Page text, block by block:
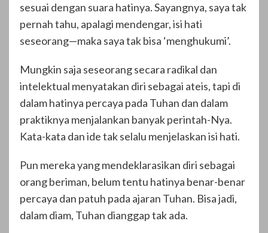
sesuai dengan suara hatinya. Sayangnya, saya tak
pernah tahu, apalagi mendengar, isi hati
seseorang—maka saya tak bisa ‘menghukumi’.
Mungkin saja seseorang secara radikal dan
intelektual menyatakan diri sebagai ateis, tapi di
dalam hatinya percaya pada Tuhan dan dalam
praktiknya menjalankan banyak perintah-Nya.
Kata-kata dan ide tak selalu menjelaskan isi hati.
Pun mereka yang mendeklarasikan diri sebagai
orang beriman, belum tentu hatinya benar-benar
percaya dan patuh pada ajaran Tuhan. Bisa jadi,
dalam diam, Tuhan dianggap tak ada.